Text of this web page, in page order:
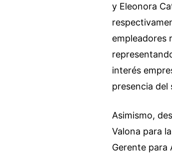
y Eleonora
empleadores
interés
presencia
Asimismo,
Valona para
Gerente para